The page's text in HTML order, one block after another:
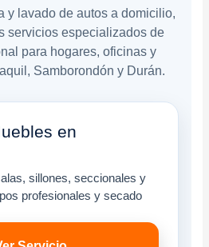
y lavado de autos a domicilio,
servicios especializados de
para hogares, oficinas y
Samborondón y Durán.
en
sillones, seccionales y
profesionales y secado